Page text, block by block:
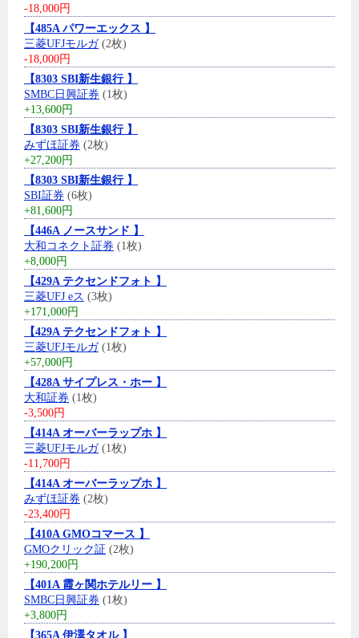
-18,000円
【485A パワーエックス 】
三菱UFJモルガ(2枚)
-18,000円
【8303 SBI新生銀行 】
SMBC日興証券 (1枚)
+13,600円
【8303 SBI新生銀行 】
みずほ証券 (2枚)
+27,200円
【8303 SBI新生銀行 】
SBI証券 (6枚)
+81,600円
【446A ノースサンド 】
大和コネクト証券 (1枚)
+8,000円
【429A テクセンドフォト 】
三菱UFJ eス (3枚)
+171,000円
【429A テクセンドフォト 】
三菱UFJモルガ(1枚)
+57,000円
【428A サイプレス・ホー 】
大和証券 (1枚)
-3,500円
【414A オーバーラップホ 】
三菱UFJモルガ(1枚)
-11,700円
【414A オーバーラップホ 】
みずほ証券 (2枚)
-23,400円
【410A GMOコマース 】
GMOクリック証 (2枚)
+190,200円
【401A 霞ヶ関ホテルリー 】
SMBC日興証券 (1枚)
+3,800円
【365A 伊澤タオル 】